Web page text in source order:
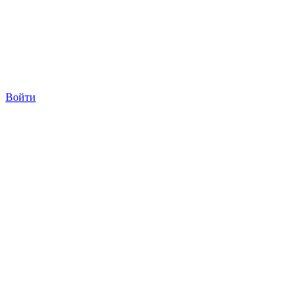
Войти